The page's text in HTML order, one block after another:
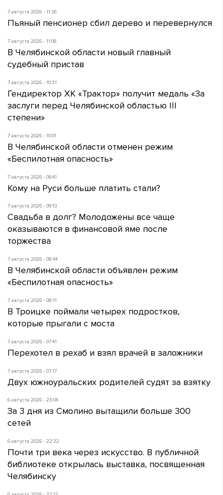
7 августа 2026 - 11:36
Пьяный пенсионер сбил дерево и перевернулся
7 августа 2026 - 11:08
В Челябинской области новый главный
судебный пристав
7 августа 2026 - 10:31
Гендиректор ХК «Трактор» получит медаль «За
заслуги перед Челябинской областью III
степени»
7 августа 2026 - 10:01
В Челябинской области отменен режим
«Беспилотная опасность»
7 августа 2026 - 09:41
Кому на Руси больше платить стали?
7 августа 2026 - 09:13
Свадьба в долг? Молодожены все чаще
оказываются в финансовой яме после
торжества
7 августа 2026 - 08:44
В Челябинской области объявлен режим
«Беспилотная опасность»
7 августа 2026 - 08:11
В Троицке поймали четырех подростков,
которые прыгали с моста
7 августа 2026 - 07:41
Перехотел в рехаб и взял врачей в заложники
7 августа 2026 - 07:17
Двух южноуральских родителей судят за взятку
6 августа 2026 - 23:04
За 3 дня из Смолино вытащили больше 300
сетей
6 августа 2026 - 22:32
Почти три века через искусство. В публичной
библиотеке открылась выставка, посвященная
Челябинску